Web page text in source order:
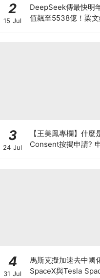
2
15 Jul
DeepSeek傳最快明
值飆至5538億！梁
3
24 Jul
【王美鳳專欄】什麼
Consent按揭申請?
4
31 Jul
馬斯克擬加速去中國
SpaceX與Tesla